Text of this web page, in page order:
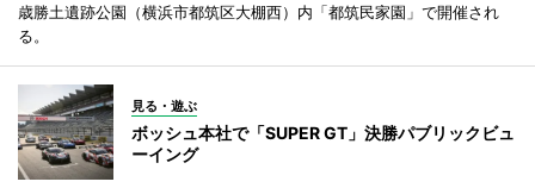
歳勝土遺跡公園（横浜市都筑区大棚西）内「都筑民家園」で開催され
る。
見る・遊ぶ
ボッシュ本社で「SUPER GT」決勝パブリックビュ
ーイング